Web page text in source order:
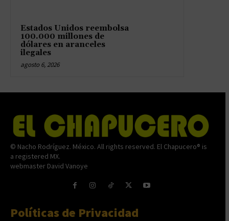
Estados Unidos reembolsa
100.000 millones de
dólares en aranceles
ilegales
agosto 6, 2026
© Nacho Rodríguez. México. All rights reserved. El Chapucero® is
a registered MX.
webmaster David Vanoye
Políticas de Privacidad